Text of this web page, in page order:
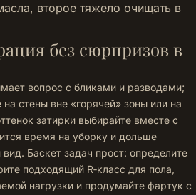
второе тяжело очищать в
без сюрпризов в
вопрос с бликами и разводами;
на стены вне «горячей» зоны или на
затирки выбирайте вместе с
время на уборку и дольше
Баскет задач прост: определите
подходящий R‑класс для пола,
нагрузки и продумайте фартук с